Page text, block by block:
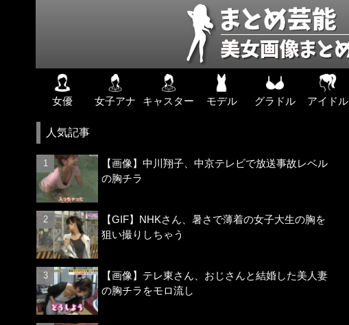
女優 女子アナ キャスター モデル グラドル アイドル
人気記事
【画像】中川翔子、中京テレビで放送事故レベル
の胸チラ
【GIF】NHKさん、暑さで薄着の女子大生の胸を
狙い撮りしちゃう
【画像】テレ東さん、おじさんと結婚した美人妻
の胸チラをモロ流し